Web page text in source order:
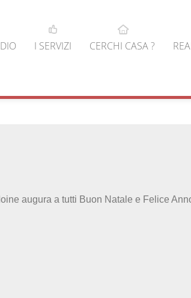
I SERVIZI CERCHI CASA ?
augura a tutti Buon Natale e Felice